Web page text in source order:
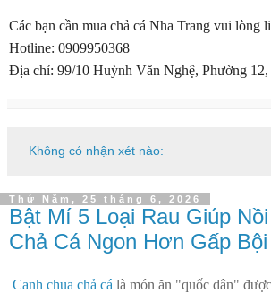
Các bạn cần mua chả cá Nha Trang vui lòng
Hotline: 0909950368
Địa chỉ: 99/10 Huỳnh Văn Nghệ, Phường
Không có nhận xét nào:
Thứ Năm, 25 tháng 6, 2026
Bật Mí 5 Loại Rau Giúp
Chả Cá Ngon Hơn Gấp Bội
Canh chua chả cá là món ăn "quốc dân"